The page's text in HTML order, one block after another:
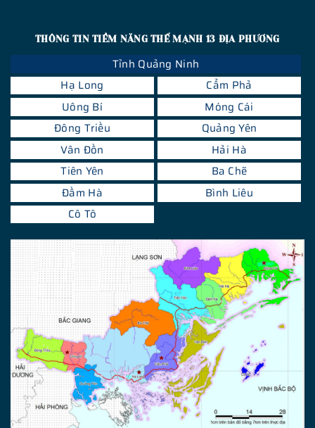
THÔNG TIN TIỀM NĂNG THẾ MẠNH 13 ĐỊA PHƯƠNG
Tỉnh Quảng Ninh
Hạ Long
Cẩm Phả
Uông Bí
Móng Cái
Đông Triều
Quảng Yên
Vân Đồn
Hải Hà
Tiên Yên
Ba Chẽ
Đầm Hà
Bình Liêu
Cô Tô